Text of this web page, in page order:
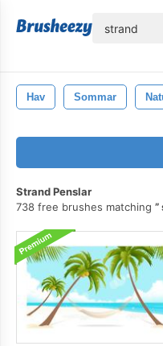
Hav Sommar
Strand Penslar
738 free brushes matching